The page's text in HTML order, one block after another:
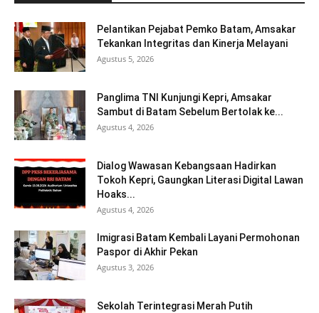
Pelantikan Pejabat Pemko Batam, Amsakar
Tekankan Integritas dan Kinerja Melayani
Agustus 5, 2026
Panglima TNI Kunjungi Kepri, Amsakar
Sambut di Batam Sebelum Bertolak ke...
Agustus 4, 2026
Dialog Wawasan Kebangsaan Hadirkan
Tokoh Kepri, Gaungkan Literasi Digital Lawan
Hoaks...
Agustus 4, 2026
Imigrasi Batam Kembali Layani Permohonan
Paspor di Akhir Pekan
Agustus 3, 2026
Sekolah Terintegrasi Merah Putih